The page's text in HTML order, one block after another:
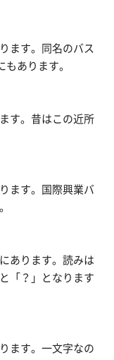
ます。同名のバス
あります。
す。昔はこの近所
ます。国際興業バ
あります。読みは
「？」となります
ます。一文字なの